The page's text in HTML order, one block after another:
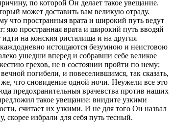
по которой Он делает такое увещание.
может доставить вам великую отраду.
что пространныя врата и широкий путь ведут
пространная врата и широкий путь вводяй
на конския ристалища и на другия
каждодневно истощаются безумною и неистовою
ушедши вперед и собравши себе великое
грехов, не в состоянии пройти по нему;
погибели, и повеселившимся, так сказать,
что сновидение одной ночи. Неужели все это
предохранительныя врачевства против наших
такое увещание: внидите узкими
считает их узкими. И не для того Он назвал
избрали для себя путь тесный.